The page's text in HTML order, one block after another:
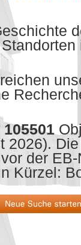
105501
2026).
der
Kürzel: